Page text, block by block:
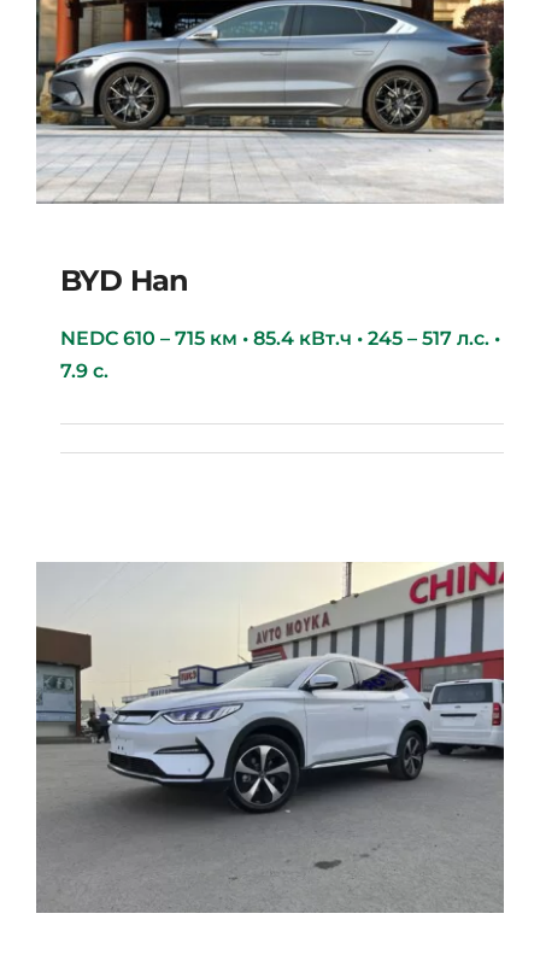
BYD Han
NEDC 610 – 715 км • 85.4 кВт.ч • 245 – 517 л.с. •
7.9 с.